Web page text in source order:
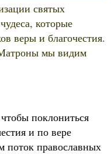
святой Матрены
подходят и
у скольких эти